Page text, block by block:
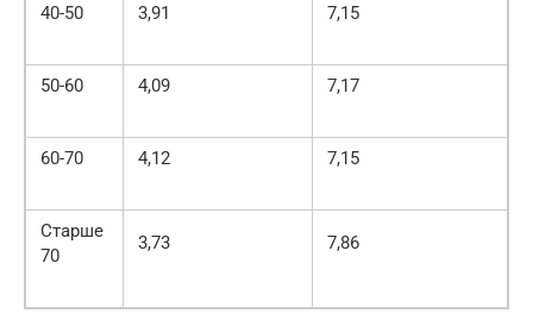
40-50 3,91 7,15
50-60 4,09 7,17
60-70 4,12 7,15
Старше
70
3,73 7,86